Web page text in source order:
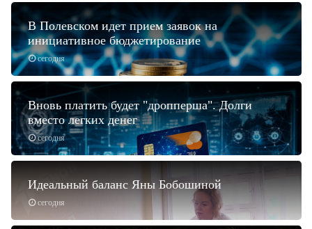
сегодня
В Полевском идет прием заявок на
инициативное бюджетирование
сегодня
Вновь платить будет "дропперша". Долги
вместо легких денег
сегодня
Идеальный баланс Яны Бобошиной